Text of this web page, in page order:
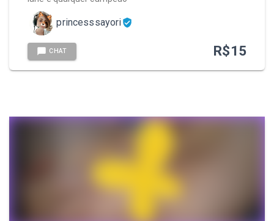
princesssayori
CHAT R$15